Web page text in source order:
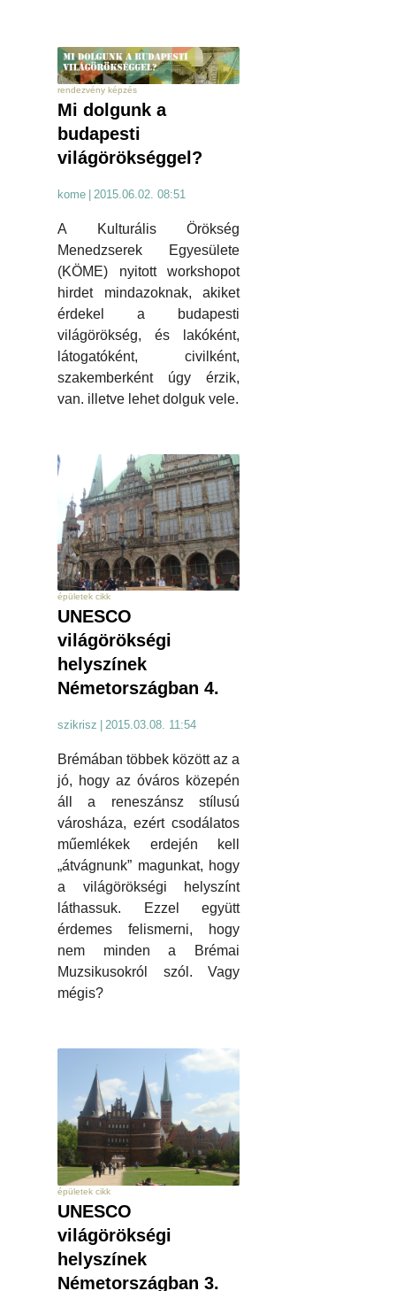
rendezvény képzés
Mi dolgunk a
budapesti
világörökséggel?
kome 2015.06.02. 08:51
A Kulturális Örökség
Menedzserek Egyesülete
(KÖME) nyitott workshopot
hirdet mindazoknak, akiket
érdekel a budapesti
világörökség, és lakóként,
látogatóként, civilként,
szakemberként úgy érzik,
van. illetve lehet dolguk vele.
épületek cikk
UNESCO
világörökségi
helyszínek
Németországban 4.
szikrisz 2015.03.08. 11:54
Brémában többek között az a
jó, hogy az óváros közepén
áll a reneszánsz stílusú
városháza, ezért csodálatos
műemlékek erdején kell
„átvágnunk” magunkat, hogy
a világörökségi helyszínt
láthassuk. Ezzel együtt
érdemes felismerni, hogy
nem minden a Brémai
Muzsikusokról szól. Vagy
mégis?
épületek cikk
UNESCO
világörökségi
helyszínek
Németországban 3.